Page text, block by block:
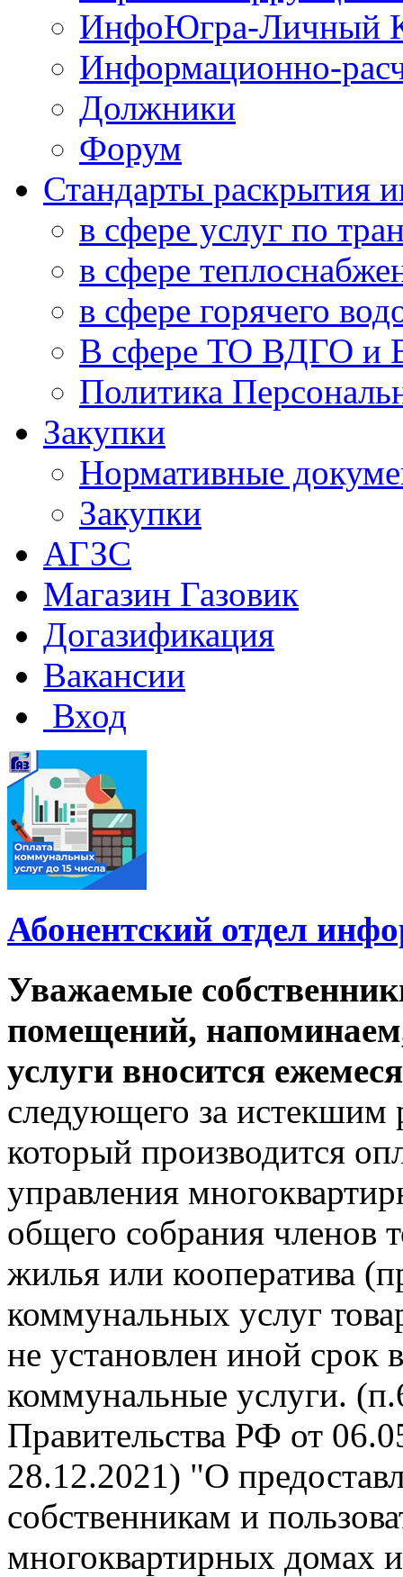
ИнфоЮгра-Личный
Информационно-
Должники
Форум
Стандарты раскрытия
в сфере услуг по
в сфере
в сфере горячего
В сфере ТО ВДГО и
Политика
Закупки
Нормативные
Закупки
АГЗС
Магазин Газовик
Догазификация
Вакансии
Вход
Абонентский отдел
Уважаемые
помещений,
услуги вносится
следующего за истекшим
который производится
управления
общего собрания членов
жилья или кооператива
коммунальных услуг
не установлен иной срок
коммунальные услуги.
Правительства РФ от
28.12.2021) "О
собственникам и
многоквартирных